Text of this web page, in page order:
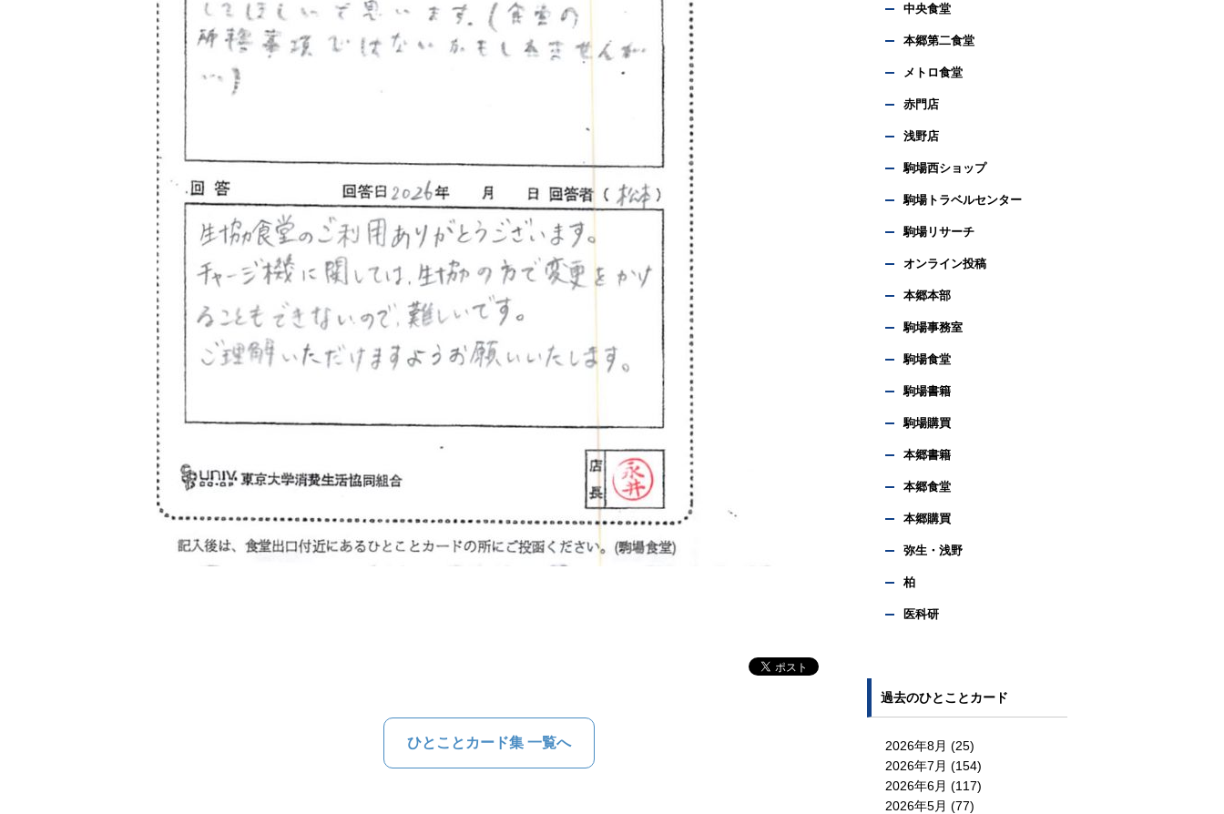
ひとことカード集 一覧へ
中央食堂
本郷第二食堂
メトロ食堂
赤門店
浅野店
駒場西ショップ
駒場トラベルセンター
駒場リサーチ
オンライン投稿
本郷本部
駒場事務室
駒場食堂
駒場書籍
駒場購買
本郷書籍
本郷食堂
本郷購買
弥生・浅野
柏
医科研
過去のひとことカード
2026年8月 (25)
2026年7月 (154)
2026年6月 (117)
2026年5月 (77)